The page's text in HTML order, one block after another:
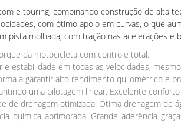
e touring, combinando construção de alta
com ótimo apoio em curvas, o que
pista molhada, com tração nas acelerações e
da motocicleta com controle total.
estabilidade em todas as velocidades,
a garantir alto rendimento quilométrico e
uma pilotagem linear. Excelente
drenagem otimizada. Ótima drenagem de
química aprimorada. Grande aderência